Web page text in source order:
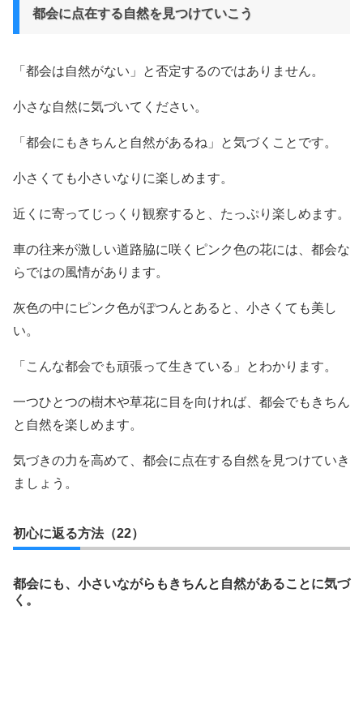
都会に点在する自然を見つけていこう
「都会は自然がない」と否定するのではありません。
小さな自然に気づいてください。
「都会にもきちんと自然があるね」と気づくことです。
小さくても小さいなりに楽しめます。
近くに寄ってじっくり観察すると、たっぷり楽しめます。
車の往来が激しい道路脇に咲くピンク色の花には、都会な
らではの風情があります。
灰色の中にピンク色がぽつんとあると、小さくても美し
い。
「こんな都会でも頑張って生きている」とわかります。
一つひとつの樹木や草花に目を向ければ、都会でもきちん
と自然を楽しめます。
気づきの力を高めて、都会に点在する自然を見つけていき
ましょう。
初心に返る方法（22）
都会にも、小さいながらもきちんと自然があることに気づ
く。